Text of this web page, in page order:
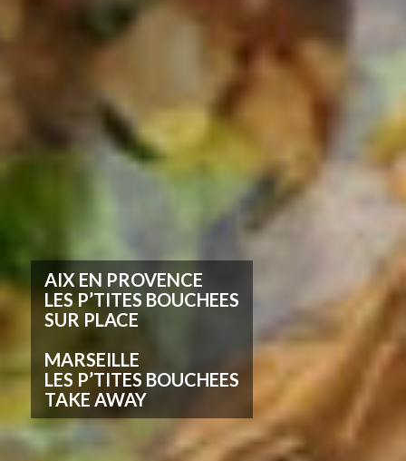
AIX EN PROVENCE
LES P’TITES BOUCHEES
SUR PLACE
MARSEILLE
LES P’TITES BOUCHEES
TAKE AWAY